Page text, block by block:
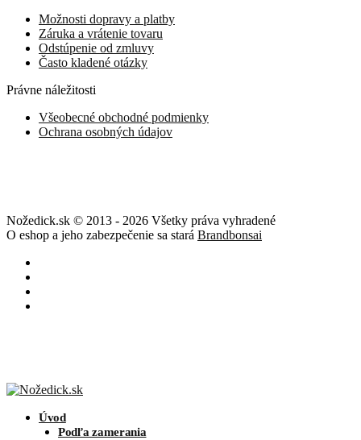
Možnosti dopravy a platby
Záruka a vrátenie tovaru
Odstúpenie od zmluvy
Často kladené otázky
Právne náležitosti
Všeobecné obchodné podmienky
Ochrana osobných údajov
Nožedick.sk © 2013 - 2026 Všetky práva vyhradené
O eshop a jeho zabezpečenie sa stará Brandbonsai
Úvod
Podľa zamerania